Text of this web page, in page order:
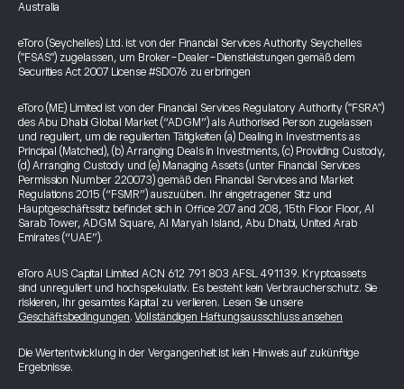
Australia
eToro (Seychelles) Ltd. ist von der Financial Services Authority Seychelles
("FSAS") zugelassen, um Broker-Dealer-Dienstleistungen gemäß dem
Securities Act 2007 License #SD076 zu erbringen
eToro (ME) Limited ist von der Financial Services Regulatory Authority ("FSRA")
des Abu Dhabi Global Market (“ADGM”) als Authorised Person zugelassen
und reguliert, um die regulierten Tätigkeiten (a) Dealing in Investments as
Principal (Matched), (b) Arranging Deals in Investments, (c) Providing Custody,
(d) Arranging Custody und (e) Managing Assets (unter Financial Services
Permission Number 220073) gemäß den Financial Services and Market
Regulations 2015 (“FSMR”) auszuüben. Ihr eingetragener Sitz und
Hauptgeschäftssitz befindet sich in Office 207 and 208, 15th Floor Floor, Al
Sarab Tower, ADGM Square, Al Maryah Island, Abu Dhabi, United Arab
Emirates (“UAE”).
eToro AUS Capital Limited ACN 612 791 803 AFSL 491139. Kryptoassets
sind unreguliert und hochspekulativ. Es besteht kein Verbraucherschutz. Sie
riskieren, Ihr gesamtes Kapital zu verlieren. Lesen Sie unsere
Geschäftsbedingungen.Vollständigen Haftungsausschluss ansehen
Die Wertentwicklung in der Vergangenheit ist kein Hinweis auf zukünftige
Ergebnisse.